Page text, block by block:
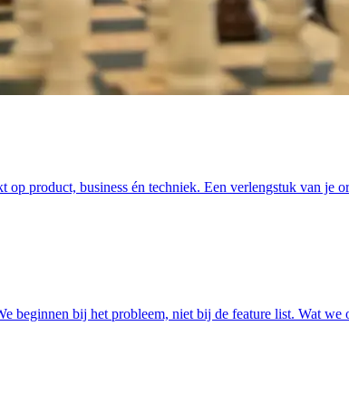
op product, business én techniek. Een verlengstuk van je
beginnen bij het probleem, niet bij de feature list. Wat we